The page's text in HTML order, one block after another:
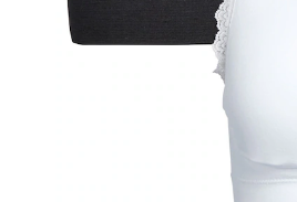
mit leicht gepolsterten
Unterbrustband zur
Umrandung mit Spitze
im günstigen 3er-Set
in 3 Größen erhältlich (M,